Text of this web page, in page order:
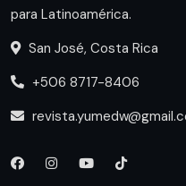
para Latinoamérica.
San José, Costa Rica
+506 8717-8406